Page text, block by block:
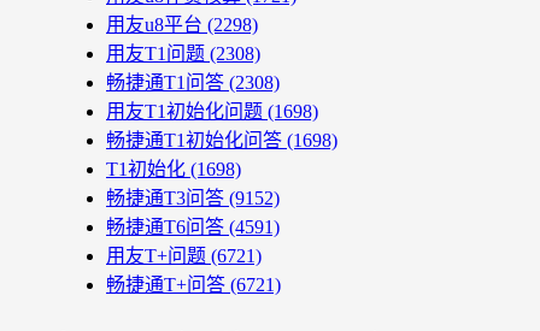
用友u8平台 (2298)
用友T1问题 (2308)
畅捷通T1问答 (2308)
用友T1初始化问题 (1698)
畅捷通T1初始化问答 (1698)
T1初始化 (1698)
畅捷通T3问答 (9152)
畅捷通T6问答 (4591)
用友T+问题 (6721)
畅捷通T+问答 (6721)